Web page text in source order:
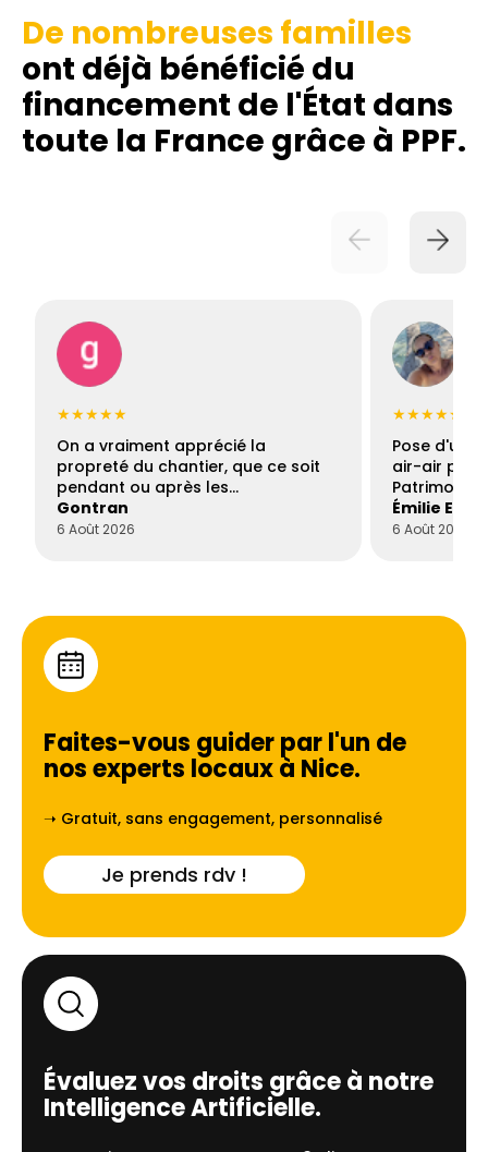
De nombreuses familles
ont déjà bénéficié du
financement de l'État dans
toute la France grâce à PPF.
★★★★★
On a vraiment apprécié la
propreté du chantier, que ce soit
pendant ou après les…
Gontran
6 Août 2026
★★★★★
Pose d'une
air-air par
Patrimoine
Émilie
6 Août 2026
Faites-vous guider par l'un de
nos experts locaux à Nice.
➝ Gratuit, sans engagement, personnalisé
Je prends rdv !
Évaluez vos droits grâce à notre
Intelligence Artificielle.